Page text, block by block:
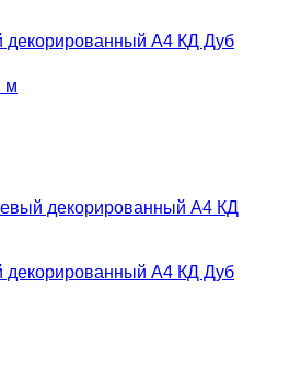
декорированный А4 КД Дуб
декорированный А4 КД Дуб